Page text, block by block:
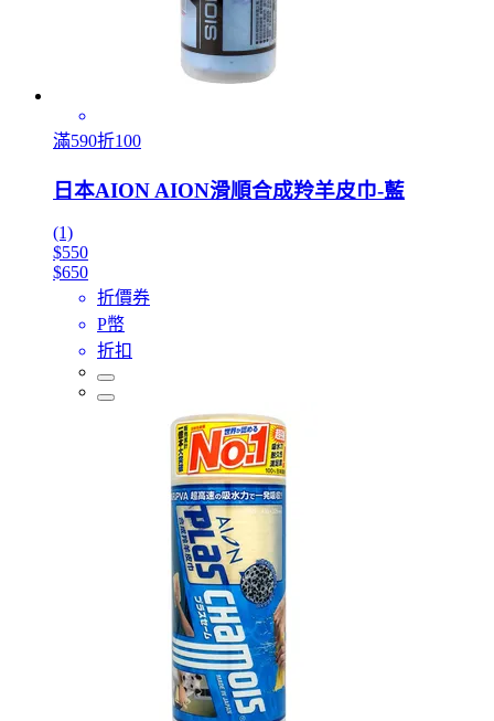
滿590折100
日本AION AION滑順合成羚羊皮巾-藍
(1)
$550
$650
折價券
P幣
折扣